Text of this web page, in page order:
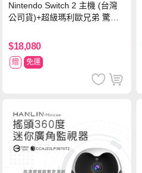
Nintendo Switch 2 主機 (台灣
公司貨)+超級瑪利歐兄弟 驚奇
球 狂熱 中文版
$18,080
贈 免運